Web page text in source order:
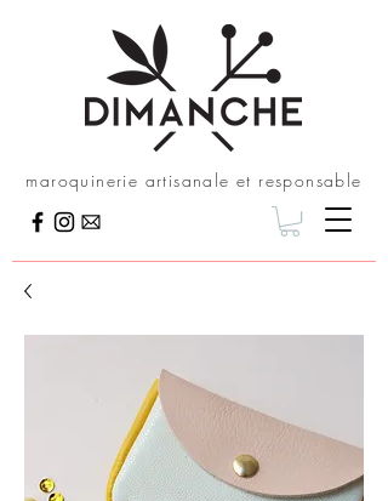
maroquinerie artisanale et responsable